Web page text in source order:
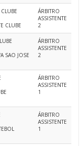
CLUBE
ÁRBITRO
ASSISTENTE
2
SAO JOSE
ÁRBITRO
ASSISTENTE
2
ÁRBITRO
ASSISTENTE
1
ÁRBITRO
ASSISTENTE
1